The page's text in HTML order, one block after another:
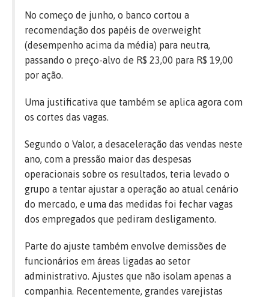
No começo de junho, o banco cortou a
recomendação dos papéis de overweight
(desempenho acima da média) para neutra,
passando o preço-alvo de R$ 23,00 para R$ 19,00
por ação.
Uma justificativa que também se aplica agora com
os cortes das vagas.
Segundo o Valor, a desaceleração das vendas neste
ano, com a pressão maior das despesas
operacionais sobre os resultados, teria levado o
grupo a tentar ajustar a operação ao atual cenário
do mercado, e uma das medidas foi fechar vagas
dos empregados que pediram desligamento.
Parte do ajuste também envolve demissões de
funcionários em áreas ligadas ao setor
administrativo. Ajustes que não isolam apenas a
companhia. Recentemente, grandes varejistas